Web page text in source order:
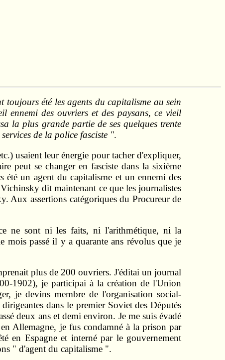
toujours été les agents du capitalisme au sein
ennemi des ouvriers et des paysans, ce vieil
la plus grande partie de ses quelques trente
de la police fasciste ".
usaient leur énergie pour tacher d'expliquer,
peut se changer en fasciste dans la sixième
été un agent du capitalisme et un ennemi des
dit maintenant ce que les journalistes
Aux assertions catégoriques du Procureur de
ne sont ni les faits, ni l'arithmétique, ni la
mois passé il y a quarante ans révolus que je
plus de 200 ouvriers. J'éditai un journal
1902), je participai à la création de l'Union
je devins membre de l'organisation social-
dans le premier Soviet des Députés
deux ans et demi environ. Je me suis évadé
Allemagne, je fus condamné à la prison par
en Espagne et interné par le gouvernement
" d'agent du capitalisme ".